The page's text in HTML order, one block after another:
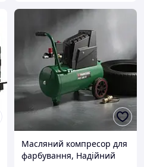
Масляний компресор для
фарбування, Надійний